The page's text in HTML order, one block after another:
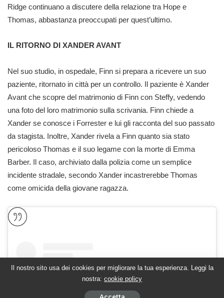
Ridge continuano a discutere della relazione tra Hope e
Thomas, abbastanza preoccupati per quest’ultimo.
IL RITORNO DI XANDER AVANT
Nel suo studio, in ospedale, Finn si prepara a ricevere un suo
paziente, ritornato in città per un controllo. Il paziente è Xander
Avant che scopre del matrimonio di Finn con Steffy, vedendo
una foto del loro matrimonio sulla scrivania. Finn chiede a
Xander se conosce i Forrester e lui gli racconta del suo passato
da stagista. Inoltre, Xander rivela a Finn quanto sia stato
pericoloso Thomas e il suo legame con la morte di Emma
Barber. Il caso, archiviato dalla polizia come un semplice
incidente stradale, secondo Xander incastrerebbe Thomas
come omicida della giovane ragazza.
Il nostro sito usa dei cookies per migliorare la tua esperienza. Leggi la
nostra: cookie policy